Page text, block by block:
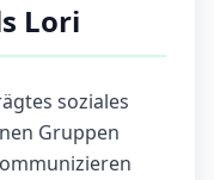
Lori
soziales
Gruppen